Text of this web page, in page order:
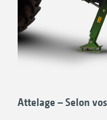
Attelage – Selon